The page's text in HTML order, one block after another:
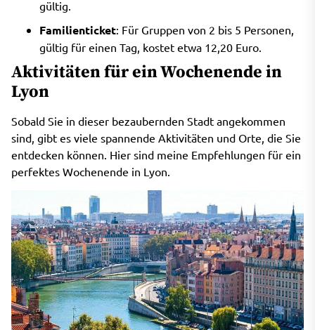
gültig.
Familienticket: Für Gruppen von 2 bis 5 Personen,
gültig für einen Tag, kostet etwa 12,20 Euro.
Aktivitäten für ein Wochenende in
Lyon
Sobald Sie in dieser bezaubernden Stadt angekommen
sind, gibt es viele spannende Aktivitäten und Orte, die Sie
entdecken können. Hier sind meine Empfehlungen für ein
perfektes Wochenende in Lyon.